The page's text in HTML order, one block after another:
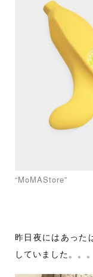
“MoMAStore”
昨日夜にはあった
していました。。。